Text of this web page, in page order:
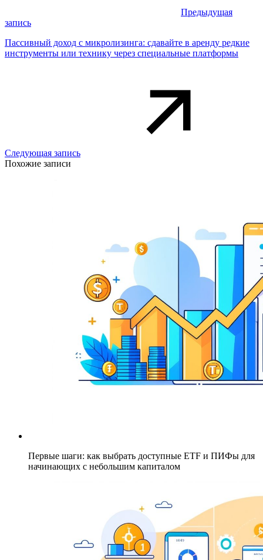
Предыдущая
запись
Пассивный доход с микролизинга: сдавайте в аренду редкие
инструменты или технику через специальные платформы
Следующая запись
Похожие записи
Первые шаги: как выбрать доступные ETF и ПИФы для
начинающих с небольшим капиталом